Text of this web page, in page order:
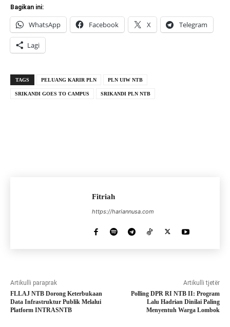
Bagikan ini:
WhatsApp Facebook X Telegram
Lagi
TAGS PELUANG KARIR PLN PLN UIW NTB
SRIKANDI GOES TO CAMPUS SRIKANDI PLN NTB
Fitriah
https://hariannusa.com
Artikulli paraprak
FLLAJ NTB Dorong Keterbukaan
Data Infrastruktur Publik Melalui
Platform INTRASNTB
Artikulli tjetër
Polling DPR RI NTB II: Program
Lalu Hadrian Dinilai Paling
Menyentuh Warga Lombok